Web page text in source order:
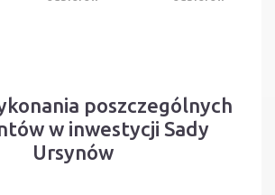
poszczególnych
w inwestycji Sady
Ursynów